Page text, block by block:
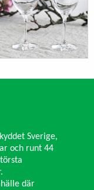
Sverige,
och runt 44
där